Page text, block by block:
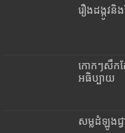
រឿងដង្កូវនិង
កោកៗសឹកត
អធិប្បាយ
សម្លដំឡូងជ្វ